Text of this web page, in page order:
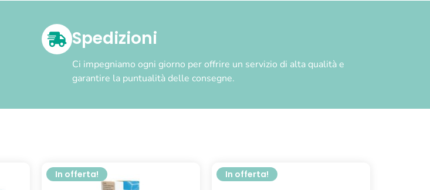
Spedizioni
Ci impegniamo ogni giorno per offrire un servizio di alta qualità e
garantire la puntualità delle consegne.
In offerta! In offerta!